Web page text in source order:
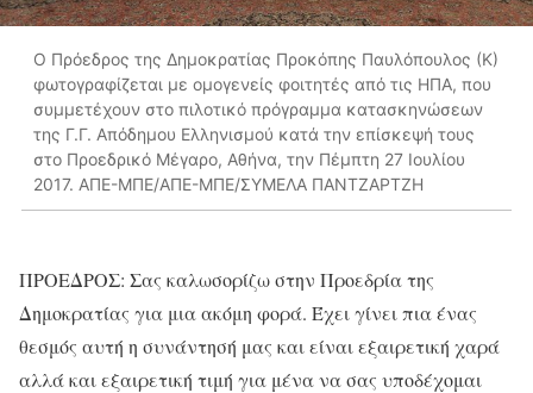
Ο Πρόεδρος της Δημοκρατίας Προκόπης Παυλόπουλος (Κ)
φωτογραφίζεται με ομογενείς φοιτητές από τις ΗΠΑ, που
συμμετέχουν στο πιλοτικό πρόγραμμα κατασκηνώσεων
της Γ.Γ. Απόδημου Ελληνισμού κατά την επίσκεψή τους
στο Προεδρικό Μέγαρο, Αθήνα, την Πέμπτη 27 Ιουλίου
2017. ΑΠΕ-ΜΠΕ/ΑΠΕ-ΜΠΕ/ΣΥΜΕΛΑ ΠΑΝΤΖΑΡΤΖΗ
ΠΡΟΕΔΡΟΣ: Σας καλωσορίζω στην Προεδρία της
Δημοκρατίας για μια ακόμη φορά. Έχει γίνει πια ένας
θεσμός αυτή η συνάντησή μας και είναι εξαιρετική χαρά
αλλά και εξαιρετική τιμή για μένα να σας υποδέχομαι